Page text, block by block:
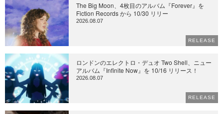
The Big Moon、4枚目のアルバム『Forever』を
Fiction Records から 10/30 リリー
2026.08.07
RELEASE
ロンドンのエレクトロ・デュオ Two Shell、ニュー
アルバム『Infinite Now』を 10/16 リリース！
2026.08.07
RELEASE